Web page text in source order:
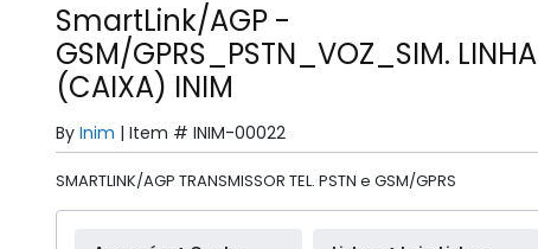
SmartLink/AGP -
GSM/GPRS_PSTN_VOZ_SIM. LINHA
(CAIXA) INIM
By Inim | Item # INIM-00022
SMARTLINK/AGP TRANSMISSOR TEL. PSTN e GSM/GPRS